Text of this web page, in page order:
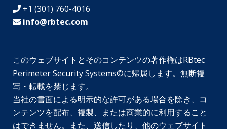
+1 (301) 760-4016
info@rbtec.com
このウェブサイトとそのコンテンツの著作権はRBtec
Perimeter Security Systems©に帰属します。無断複
写・転載を禁じます。
当社の書面による明示的な許可がある場合を除き、コ
ンテンツを配布、複製、または商業的に利用すること
はできません。また、送信したり、他のウェブサイト
DE_DE
EN_GB
SV